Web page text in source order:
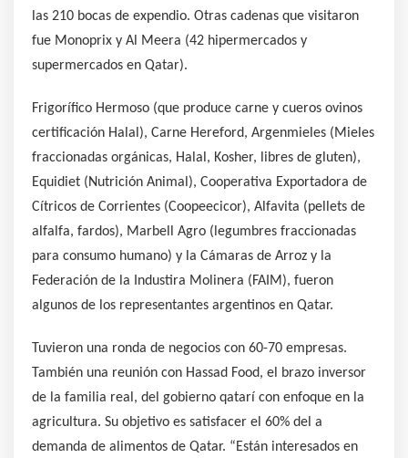
las 210 bocas de expendio. Otras cadenas que visitaron
fue Monoprix y Al Meera (42 hipermercados y
supermercados en Qatar).
Frigorífico Hermoso (que produce carne y cueros ovinos
certificación Halal), Carne Hereford, Argenmieles (Mieles
fraccionadas orgánicas, Halal, Kosher, libres de gluten),
Equidiet (Nutrición Animal), Cooperativa Exportadora de
Cítricos de Corrientes (Coopeecicor), Alfavita (pellets de
alfalfa, fardos), Marbell Agro (legumbres fraccionadas
para consumo humano) y la Cámaras de Arroz y la
Federación de la Industira Molinera (FAIM), fueron
algunos de los representantes argentinos en Qatar.
Tuvieron una ronda de negocios con 60-70 empresas.
También una reunión con Hassad Food, el brazo inversor
de la familia real, del gobierno qatarí con enfoque en la
agricultura. Su objetivo es satisfacer el 60% del a
demanda de alimentos de Qatar. “Están interesados en